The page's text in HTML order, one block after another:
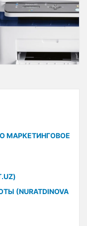
МАРКЕТИНГОВОЕ
(NURATDINOVA